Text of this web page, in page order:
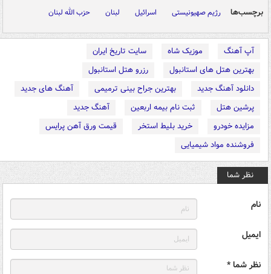
برچسب‌ها رژیم صهیونیستی اسرائیل لبنان حزب الله لبنان
آپ آهنگ موزیک شاه
سایت تاریخ ایران
بهترین هتل های استانبول
رزرو هتل استانبول
دانلود آهنگ جدید
بهترین جراح بینی ترمیمی
آهنگ های جدید
پرشین هتل
ثبت نام بیمه اربعین
آهنگ جدید
مزایده خودرو
خرید بلیط استخر
قیمت ورق آهن پرایس
فروشنده مواد شیمیایی
نظر شما
نام
ایمیل
نظر شما *